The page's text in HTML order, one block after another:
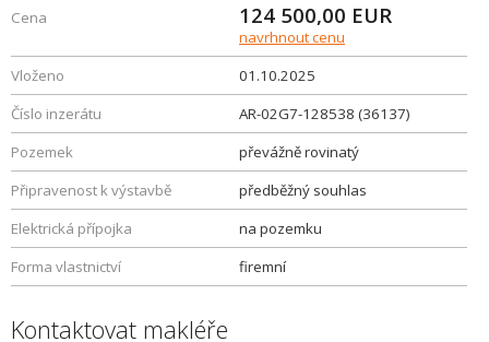
Cena 124 500,00 EUR
navrhnout cenu
Vloženo
01.10.2025
Číslo inzerátu
AR-02G7-128538 (36137)
Pozemek
převážně rovinatý
Připravenost k výstavbě
předběžný souhlas
Elektrická přípojka
na pozemku
Forma vlastnictví
firemní
Kontaktovat makléře